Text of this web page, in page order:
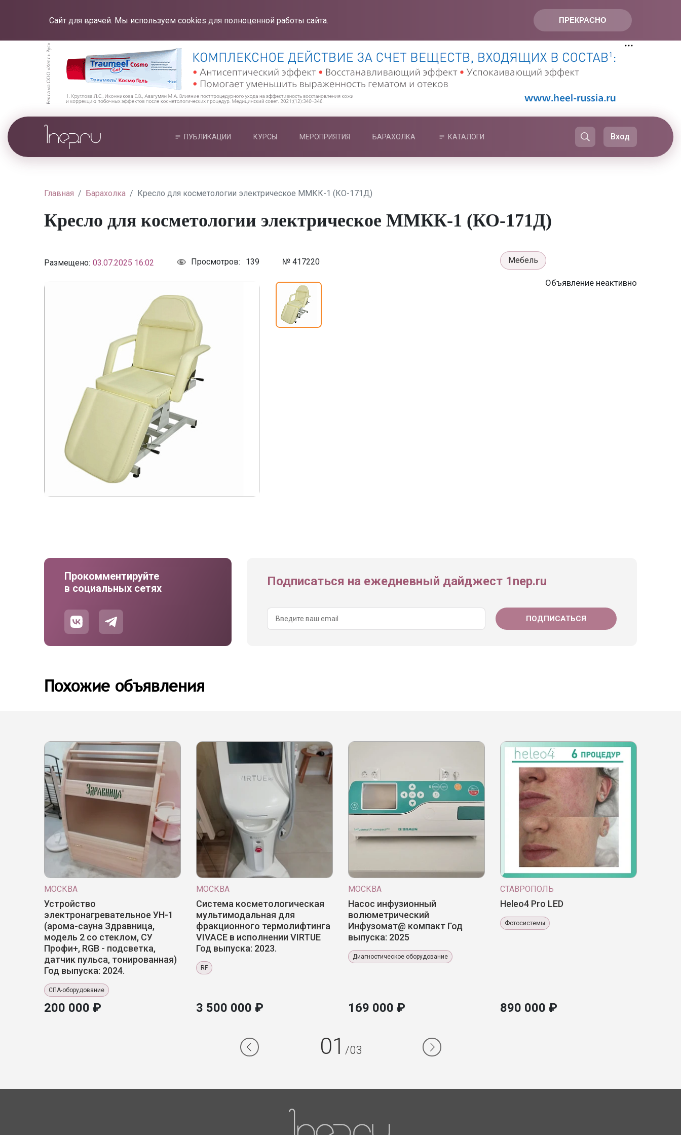
ПРЕКРАСНО
Сайт для врачей. Мы используем cookies для полноценной работы сайта.
ПУБЛИКАЦИИ КУРСЫ МЕРОПРИЯТИЯ БАРАХОЛКА КАТАЛОГИ Вход
Главная Барахолка Кресло для косметологии электрическое ММКК-1 (КО-171Д)
Кресло для косметологии электрическое ММКК-1 (КО-171Д)
Размещено: 03.07.2025 16:02 Просмотров: 139 № 417220 Мебель
Объявление неактивно
Прокомментируйте
в социальных сетях
Подписаться на ежедневный дайджест 1nep.ru
Похожие объявления
МОСКВА
Устройство
электронагревательное УН-1
(арома-сауна Здравница,
модель 2 со стеклом, СУ
Профи+, RGB - подсветка,
датчик пульса, тонированная)
Год выпуска: 2024.
СПА-оборудование
200 000 ₽
МОСКВА
Система косметологическая
мультимодальная для
фракционного термолифтинга
VIVACE в исполнении VIRTUE
Год выпуска: 2023.
RF
3 500 000 ₽
МОСКВА
Насос инфузионный
волюметрический
Инфузомат@ компакт Год
выпуска: 2025
Диагностическое оборудование
169 000 ₽
СТАВРОПОЛЬ
Heleo4 Pro LED
Фотосистемы
890 000 ₽
01 /03